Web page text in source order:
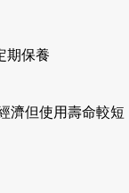
期保養
濟但使用壽命較短